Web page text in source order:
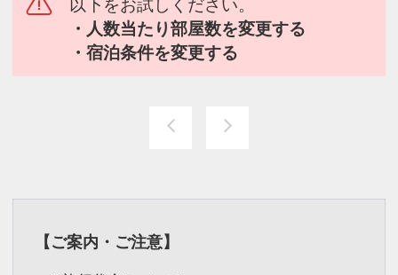
以下をお試しください。
・人数当たり部屋数を変更する
・宿泊条件を変更する
【ご案内・ご注意】